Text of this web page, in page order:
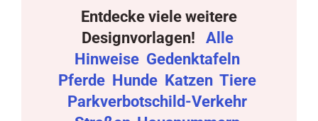
Entdecke viele weitere
Designvorlagen!
Alle
Hinweise Gedenktafeln
Pferde Hunde Katzen Tiere
Parkverbotschild-Verkehr